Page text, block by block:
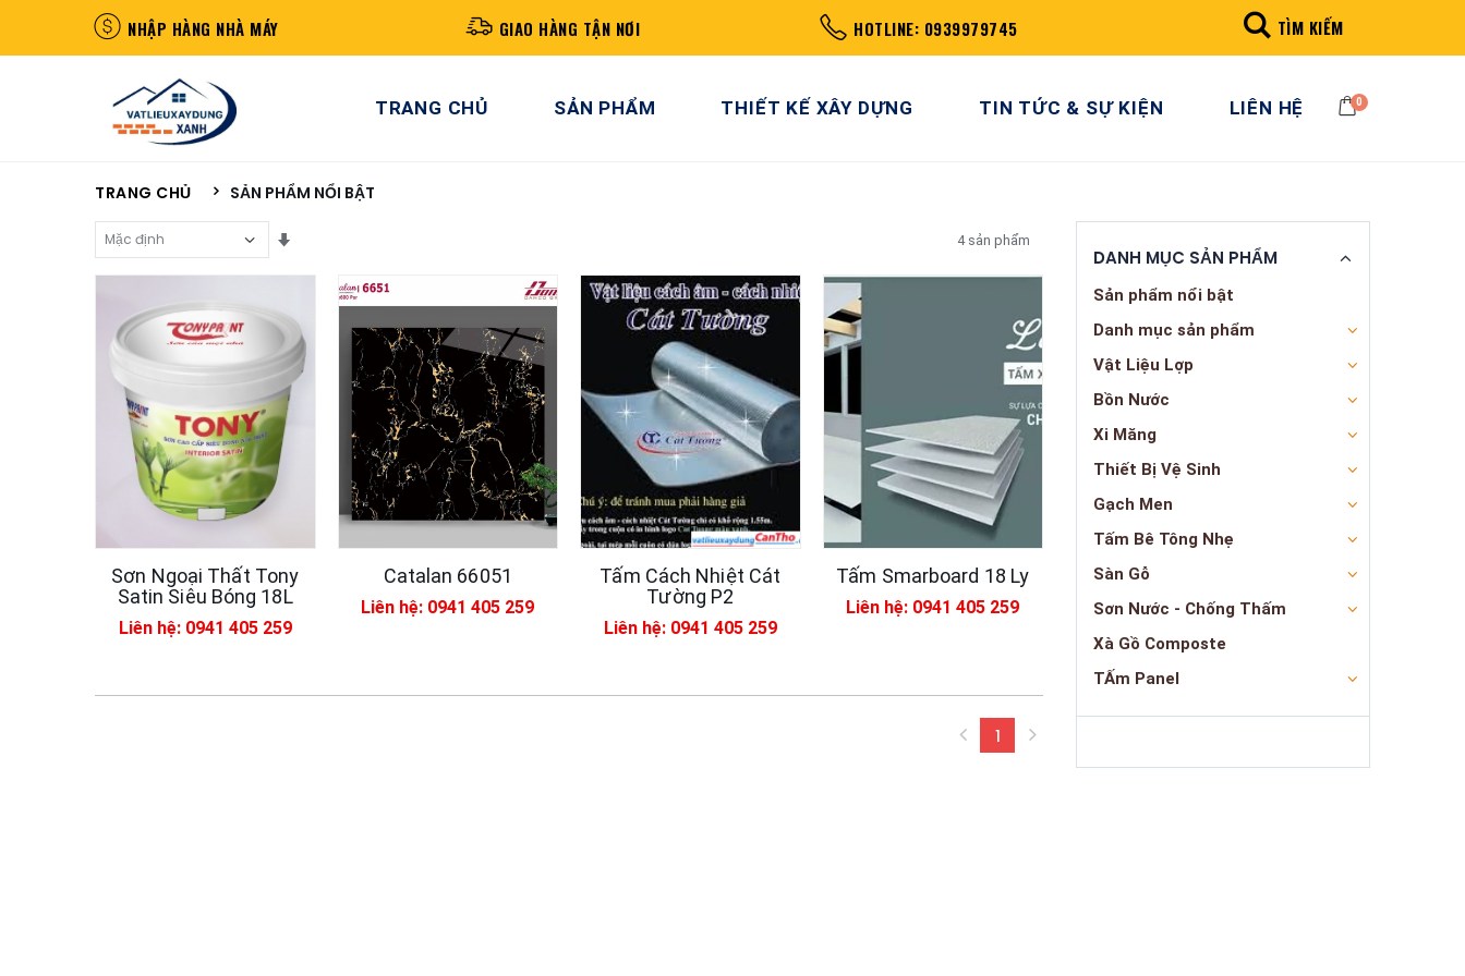
NHẬP HÀNG NHÀ MÁY GIAO HÀNG TẬN NƠI HOTLINE: 0939979745 TÌM KIẾM
TRANG CHỦ SẢN PHẨM THIẾT KẾ XÂY DỰNG TIN TỨC & SỰ KIỆN LIÊN HỆ 0
TRANG CHỦ SẢN PHẨM NỔI BẬT
Sắp Xếp Theo 4 sản phẩm
Sơn Ngoại Thất Tony
Satin Siêu Bóng 18L
Liên hệ: 0941 405 259
Catalan 66051
Liên hệ: 0941 405 259
Tấm Cách Nhiệt Cát
Tường P2
Liên hệ: 0941 405 259
Tấm Smarboard 18 Ly
Liên hệ: 0941 405 259
1(current)
DANH MỤC SẢN PHẨM
Sản phẩm nổi bật
Danh mục sản phẩm
Vật Liệu Lợp
Bồn Nước
Xi Măng
Thiết Bị Vệ Sinh
Gạch Men
Tấm Bê Tông Nhẹ
Sàn Gỗ
Sơn Nước - Chống Thấm
Xà Gồ Composte
TẤm Panel